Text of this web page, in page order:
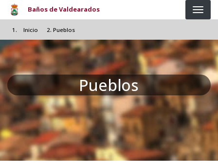
Pasar al contenido principal
Baños de Valdearados
Inicio Pueblos
Pueblos